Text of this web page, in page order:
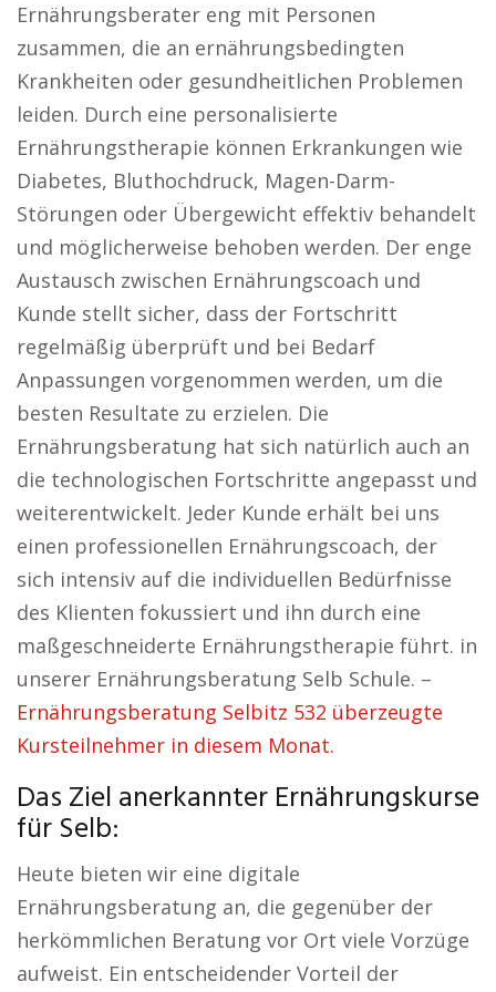
Ernährungsberater eng mit Personen
zusammen, die an ernährungsbedingten
Krankheiten oder gesundheitlichen Problemen
leiden. Durch eine personalisierte
Ernährungstherapie können Erkrankungen wie
Diabetes, Bluthochdruck, Magen-Darm-
Störungen oder Übergewicht effektiv behandelt
und möglicherweise behoben werden. Der enge
Austausch zwischen Ernährungscoach und
Kunde stellt sicher, dass der Fortschritt
regelmäßig überprüft und bei Bedarf
Anpassungen vorgenommen werden, um die
besten Resultate zu erzielen. Die
Ernährungsberatung hat sich natürlich auch an
die technologischen Fortschritte angepasst und
weiterentwickelt. Jeder Kunde erhält bei uns
einen professionellen Ernährungscoach, der
sich intensiv auf die individuellen Bedürfnisse
des Klienten fokussiert und ihn durch eine
maßgeschneiderte Ernährungstherapie führt. in
unserer Ernährungsberatung Selb Schule. –
Ernährungsberatung Selbitz 532 überzeugte
Kursteilnehmer in diesem Monat.
Das Ziel anerkannter Ernährungskurse
für Selb:
Heute bieten wir eine digitale
Ernährungsberatung an, die gegenüber der
herkömmlichen Beratung vor Ort viele Vorzüge
aufweist. Ein entscheidender Vorteil der